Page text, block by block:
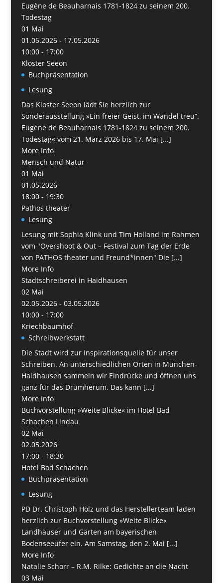
Eugène de Beauharnais 1781-1824 zu seinem 200.
Todestag
01 Mai
01.05.2026 - 17.05.2026
10:00 - 17:00
Kloster Seeon
Buchpräsentation
Lesung
Das Kloster Seeon lädt Sie herzlich zur
Sonderausstellung »Ein freier Geist, im Wandel treu“.
Eugène de Beauharnais 1781-1824 zu seinem 200.
Todestag« vom 21. März 2026 bis 17. Mai [...]
More Info
Mensch und Natur
01 Mai
01.05.2026
18:00 - 19:30
Pathos theater
Lesung
Lesung mit Sophia Klink und Tim Holland im Rahmen
vom "Overshoot & Out – Festival zum Tag der Erde
von PATHOS theater und Freund*innen" Die [...]
More Info
Stadtschreiberei in Haidhausen
02 Mai
02.05.2026 - 03.05.2026
10:00 - 17:00
Kriechbaumhof
Schreibwerkstatt
Die Stadt wird zur Inspirationsquelle für unser
Schreiben. An unterschiedlichen Orten in München-
Haidhausen sammeln wir Eindrücke und öffnen uns
ganz für das Drumherum. Das kann [...]
More Info
Buchvorstellung »Weite Blicke« im Hotel Bad
Schachen Lindau
02 Mai
02.05.2026
17:00 - 18:30
Hotel Bad Schachen
Buchpräsentation
Lesung
PD Dr. Christoph Hölz und das Herstellerteam laden
herzlich zur Buchvorstellung »Weite Blicke«
Landhäuser und Gärten am bayerischen
Bodenseeufer ein. Am Samstag, den 2. Mai [...]
More Info
Natalie Schorr – R.M. Rilke: Gedichte an die Nacht
03 Mai